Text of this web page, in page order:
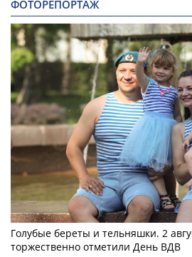
ФОТОРЕПОРТАЖ
Голубые береты и тельняшки. 2
торжественно отметили День ВДВ